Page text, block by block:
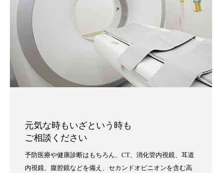
元気な時もいざという時も
ご相談ください
予防医療や健康診断はもちろん、CT、消化管内視鏡、耳道
内視鏡、腹腔鏡などを備え、セカンドオピニオンを含む高